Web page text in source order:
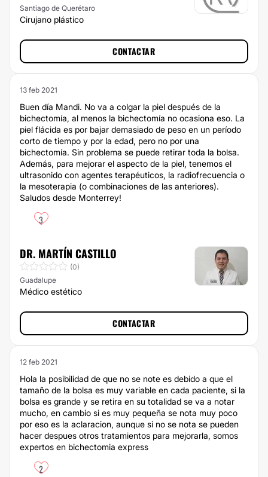
Santiago de Querétaro
Cirujano plástico
CONTACTAR
13 feb 2021
Buen día Mandi. No va a colgar la piel después de la
bichectomía, al menos la bichectomía no ocasiona eso. La
piel flácida es por bajar demasiado de peso en un período
corto de tiempo y por la edad, pero no por una
bichectomía. Sin problema se puede retirar toda la bolsa.
Además, para mejorar el aspecto de la piel, tenemos el
ultrasonido con agentes terapéuticos, la radiofrecuencia o
la mesoterapia (o combinaciones de las anteriores).
Saludos desde Monterrey!
3
DR. MARTÍN CASTILLO
(0)
Guadalupe
Médico estético
CONTACTAR
12 feb 2021
Hola la posibilidad de que no se note es debido a que el
tamaño de la bolsa es muy variable en cada paciente, si la
bolsa es grande y se retira en su totalidad se va a notar
mucho, en cambio si es muy pequeña se nota muy poco
por eso es la aclaracion, aunque si no se nota se pueden
hacer despues otros tratamientos para mejorarla, somos
expertos en bichectomia express
2